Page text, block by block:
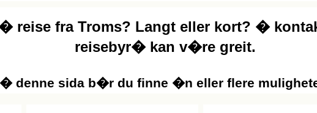
reise fra Troms? Langt eller kort? �
reisebyr� kan v�re greit.
denne sida b�r du finne �n eller flere